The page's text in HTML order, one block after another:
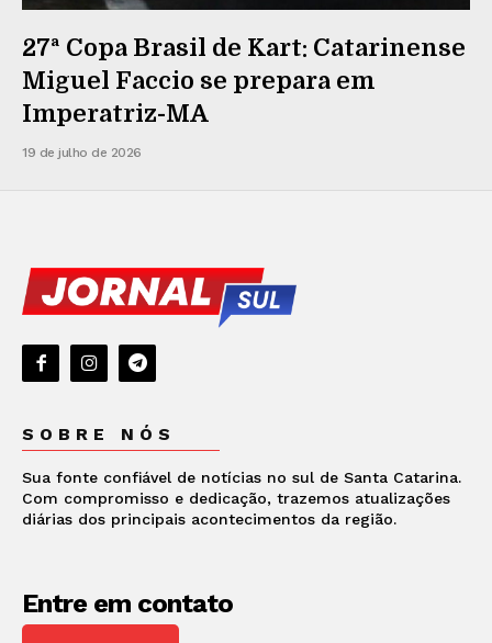
27ª Copa Brasil de Kart: Catarinense
Miguel Faccio se prepara em
Imperatriz-MA
19 de julho de 2026
SOBRE NÓS
Sua fonte confiável de notícias no sul de Santa Catarina.
Com compromisso e dedicação, trazemos atualizações
diárias dos principais acontecimentos da região.
Entre em contato